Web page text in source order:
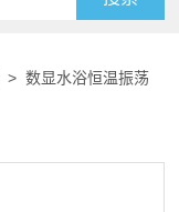
>数显水浴恒温振荡